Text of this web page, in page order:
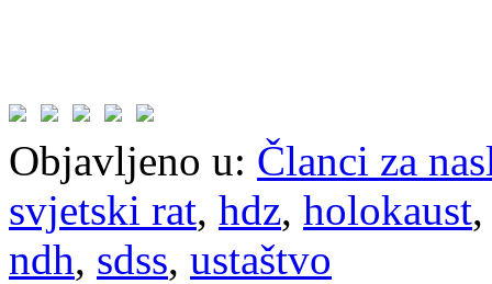
Objavljeno u: Članci za
svjetski rat, hdz, holokaust
ndh, sdss, ustaštvo